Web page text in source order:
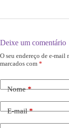
Deixe um comentário
O seu endereço de e-mail
marcados com *
Nome*
E-mail*